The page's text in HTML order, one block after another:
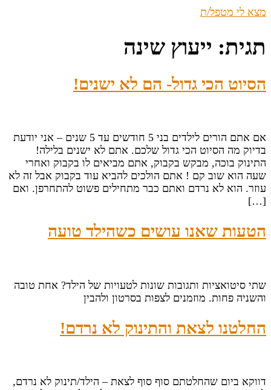
מצא לי מטפל/ת
תגית: ייעוץ שינה
הסיוט הכי גדול- הם לא ישנים!
אם אתם הורים לילדים בני 5 חודשים עד 5 שנים – אני יודעת
בדיוק מה הסיוט הכי גדול שלכם. אתם לא ישנים בלילה!
התינוק בוכה, מבקש בקבוק, אתם מביאים לו בקבוק ואחרי
שעה הוא שוב קם ! אתם הולכים להביא עוד בקבוק אבל זה לא
עוזר. הוא לא נרדם ואתם כבר מתחילים פשוט להתחרפן. ואם
[…]
הטעות שאנו עושים כשהילד טועה
שתי סיטואציות ותגובות שונות לטעויות של הילד? אחת טובה
והשניה פחות. מוזמנים לצפות בסרטון ולהבין
החלטנו לצאת והתינוק לא נרדם!
דווקא ביום שהחלטתם סוף סוף לצאת – הילד/תינוק לא נרדם,